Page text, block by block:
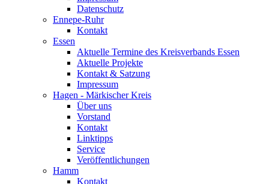
Datenschutz
Ennepe-Ruhr
Kontakt
Essen
Aktuelle Termine des Kreisverbands Essen
Aktuelle Projekte
Kontakt & Satzung
Impressum
Hagen - Märkischer Kreis
Über uns
Vorstand
Kontakt
Linktipps
Service
Veröffentlichungen
Hamm
Kontakt